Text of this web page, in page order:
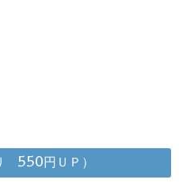
550円ＵＰ）